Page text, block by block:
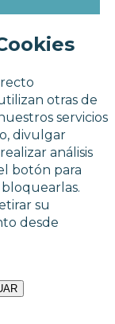
otras de
servicios
divulgar
análisis
botón para
su
desde